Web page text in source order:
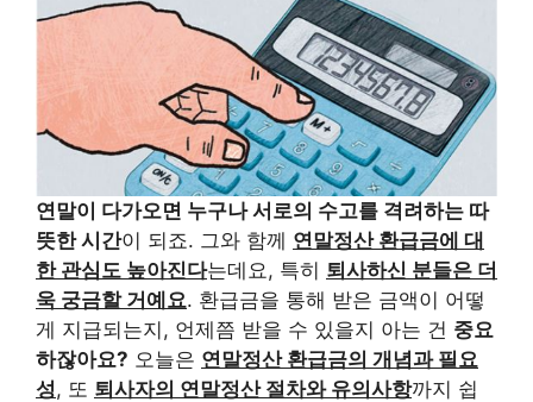
연말이 다가오면 누구나 서로의 수고를 격려하는 따
뜻한 시간이 되죠. 그와 함께 연말정산 환급금에 대
한 관심도 높아진다는데요, 특히 퇴사하신 분들은 더
욱 궁금할 거예요. 환급금을 통해 받은 금액이 어떻
게 지급되는지, 언제쯤 받을 수 있을지 아는 건 중요
하잖아요? 오늘은 연말정산 환급금의 개념과 필요
성, 또 퇴사자의 연말정산 절차와 유의사항까지 쉽